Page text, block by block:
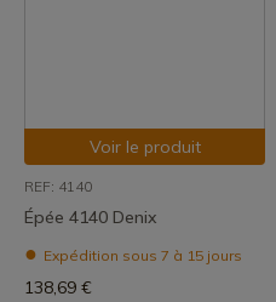
Voir le produit
REF: 4140
Épée 4140 Denix
Expédition sous 7 à 15 jours
138,69 €